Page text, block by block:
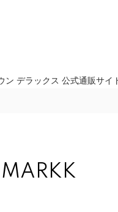
デラックス 公式通販サイ